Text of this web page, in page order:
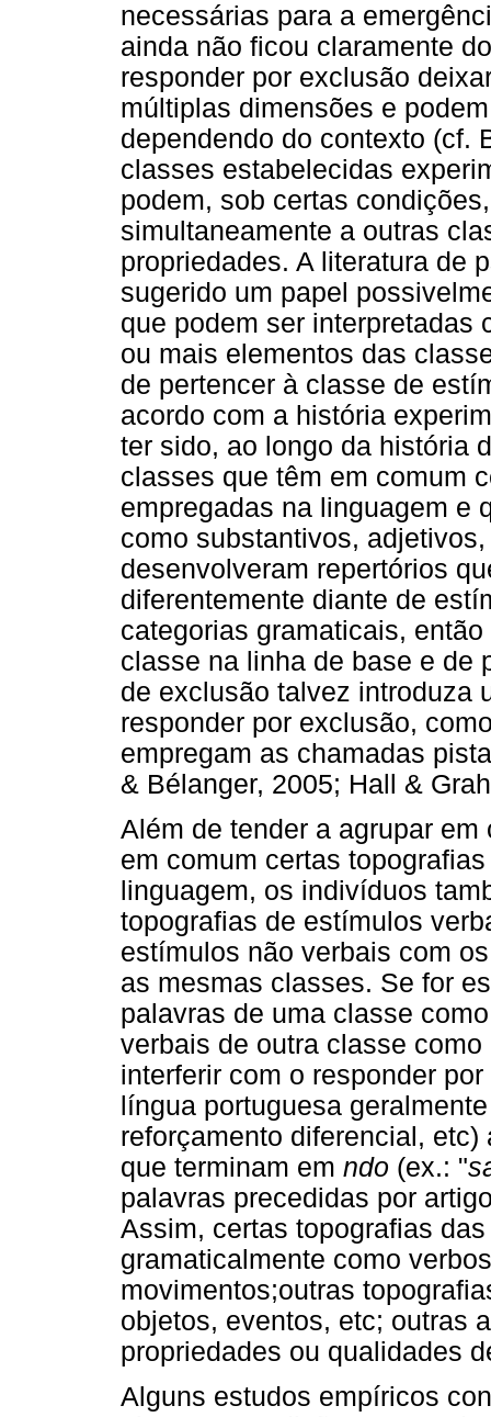
necessárias para a
ainda não ficou claramente
responder por exclusão
múltiplas dimensões e
dependendo do contexto (cf.
classes estabelecidas
podem, sob certas
simultaneamente a outras
propriedades. A literatura de
sugerido um papel
que podem ser interpretadas
ou mais elementos das
de pertencer à classe de
acordo com a história
ter sido, ao longo da história
classes que têm em comum
empregadas na linguagem e
como substantivos,
desenvolveram repertórios
diferentemente diante de
categorias gramaticais,
classe na linha de base e de
de exclusão talvez introduza
responder por exclusão,
empregam as chamadas
& Bélanger, 2005; Hall &
Além de tender a agrupar
em comum certas
linguagem, os indivíduos
topografias de estímulos
estímulos não verbais com
as mesmas classes. Se for
palavras de uma classe
verbais de outra classe
interferir com o responder
língua portuguesa
reforçamento diferencial,
que terminam em ndo (ex.: "
palavras precedidas por
Assim, certas topografias
gramaticalmente como
movimentos;outras
objetos, eventos, etc; outras
propriedades ou qualidades
Alguns estudos empíricos